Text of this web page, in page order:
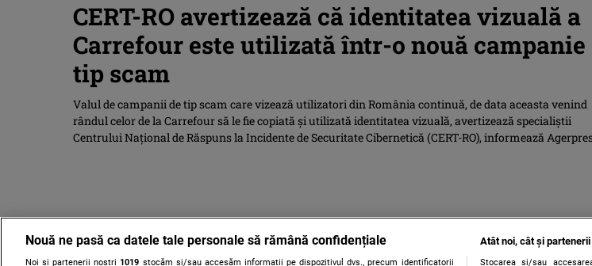
CERT-RO avertizează că identitatea vizuală a
Carrefour este utilizată într-o nouă campanie
tip scam
Valul de campanii de tip scam care vizează utilizatori din România continuă, de data aceasta venind
rândul celor de la Carrefour să le fie copiată şi utilizată identitatea vizuală, avertizează specialiştii
Centrului Naţional de Răspuns la Incidente de Securitate Cibernetică (CERT-RO), informează
Nouă ne pasă ca datele tale personale să rămână confidențiale
Noi și partenerii noștri1019 stocăm și/sau accesăm informații pe dispozitivul dvs., precum identificatorii
Atât noi, cât și
Stocarea și/sau